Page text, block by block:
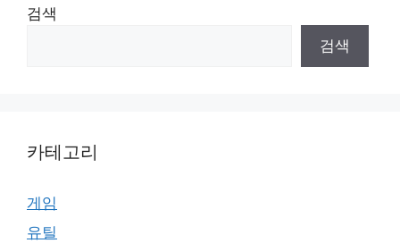
검색
검색
카테고리
게임
유틸